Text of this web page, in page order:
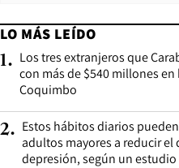
LO MÁS LEÍDO
1. Los tres extranjeros que
con más de $540 millones
Coquimbo
2. Estos hábitos diarios
adultos mayores a reducir el
depresión, según un estudio